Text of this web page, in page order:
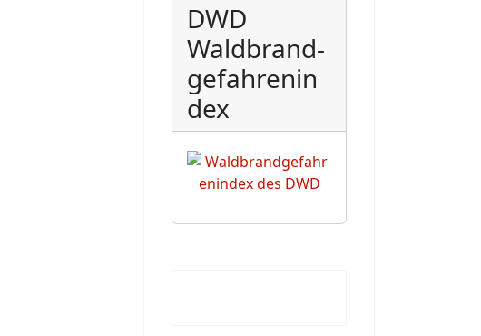
DWD
Waldbrand-
gefahrenin
dex